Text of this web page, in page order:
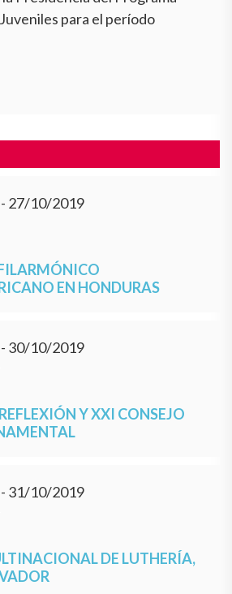
para el período
27/10/2019
EN HONDURAS
30/10/2019
Y XXI CONSEJO
31/10/2019
DE LUTHERÍA,